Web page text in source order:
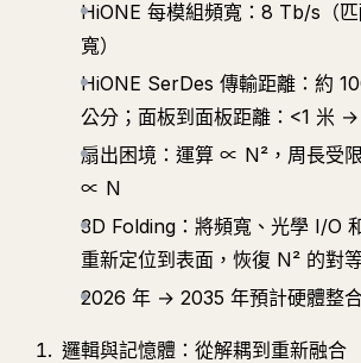
HiONE 每模組頻寬：8 Tb/s（
寬）
HiONE SerDes 傳輸距離：約
公分；面板到面板距離：<1 米
扇出困境：運算 ∝ N²，周長受
∝ N
3D Folding：將頻寬、光學 I/O
重新定位到表面，恢復 N² 的對
2026 年 → 2035 年預計硬體整
邏輯與記憶體：從解耦到重新融合